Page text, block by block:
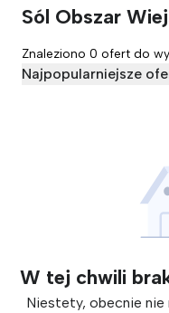
Sól Obszar
Znaleziono 0 ofert do
Najpopularniejsze
W tej chwili
Niestety, obecnie nie